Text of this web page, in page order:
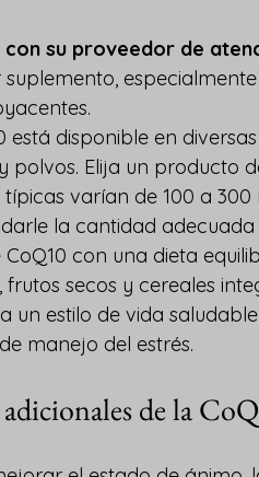
con su proveedor de
suplemento,
está disponible en
polvos. Elija un producto
típicas varían de 100 a
la cantidad adecuada
CoQ10 con una dieta
frutos secos y cereales
un estilo de vida
manejo del estrés.
de la